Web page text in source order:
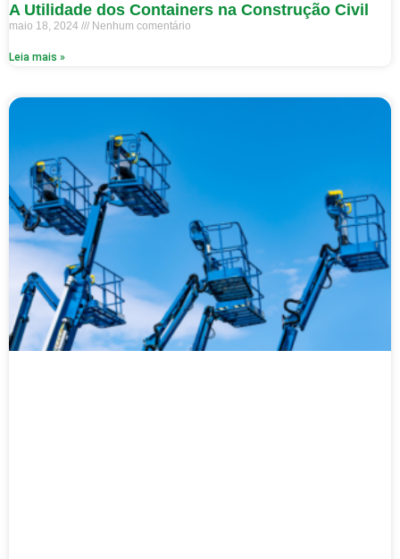
A Utilidade dos Containers na Construção Civil
maio 18, 2024 Nenhum comentário
Leia mais »